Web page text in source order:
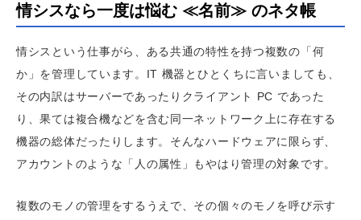
情シスなら一度は悩む ≪名前≫ のネタ帳
情シスという仕事がら、ある共通の特性を持つ複数の「何
か」を管理しています。IT 機器とひとくちに言いましても、
その内訳はサーバーであったりクライアント PC であった
り、果ては複合機などを含む同一ネットワーク上に存在する
機器の総体だったりします。そんなハードウェアに限らず、
アカウントのような「人の属性」もやはり管理の対象です。
複数のモノの管理をするうえで、その個々のモノを呼び示す